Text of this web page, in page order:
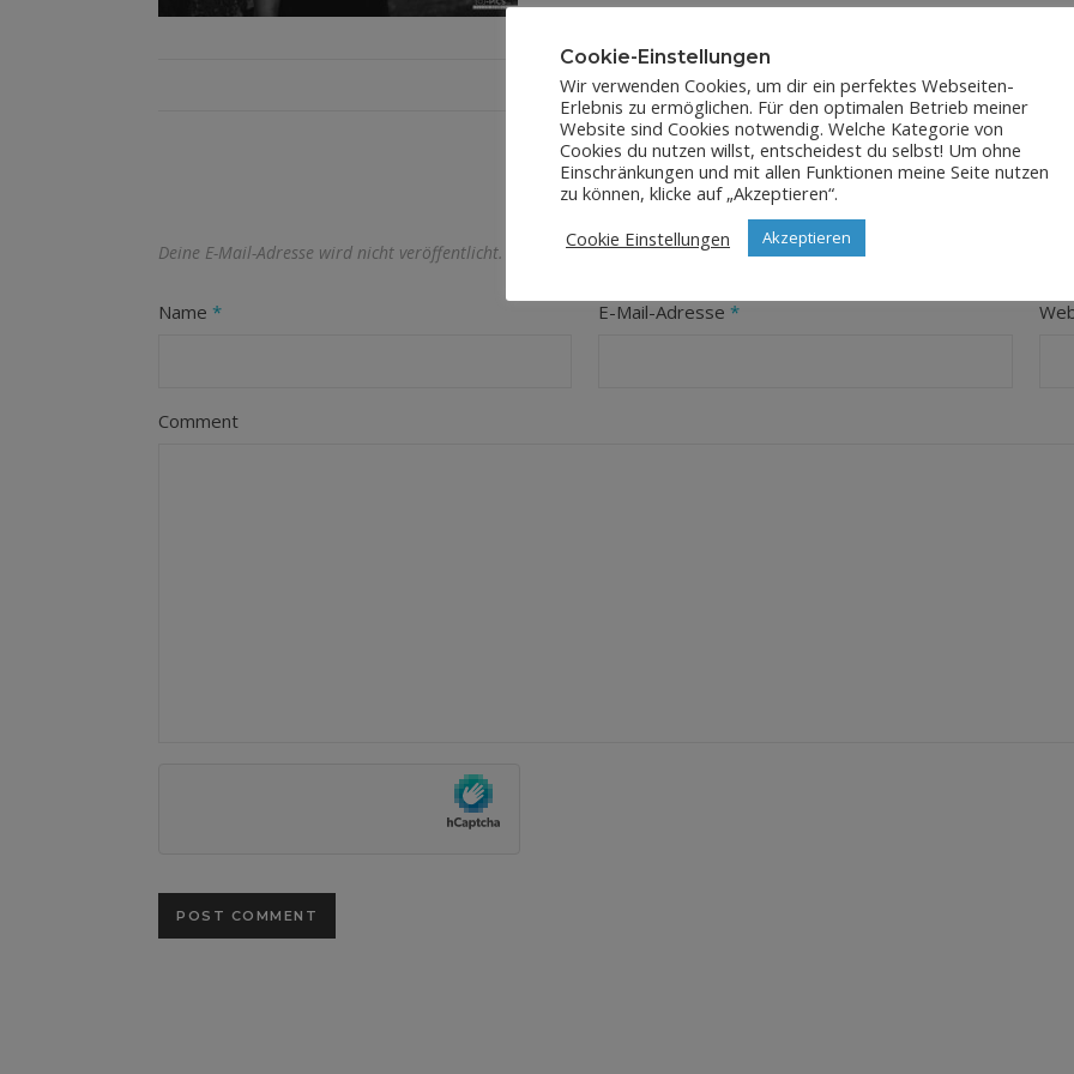
LEAVE A REPLY
Deine E-Mail-Adresse wird nicht veröffentlicht. Erforderliche Felder sind mit* markiert
Name * E-Mail-Adresse*
Comment
Cookie-Einstellungen
Wir verwenden Cookies, um dir ein perfektes Webseiten-
Erlebnis zu ermöglichen. Für den optimalen Betrieb meiner
Website sind Cookies notwendig. Welche Kategorie von
Cookies du nutzen willst, entscheidest du selbst! Um ohne
Einschränkungen und mit allen Funktionen meine Seite nutzen
zu können, klicke auf „Akzeptieren“.
Cookie Einstellungen
Akzeptieren